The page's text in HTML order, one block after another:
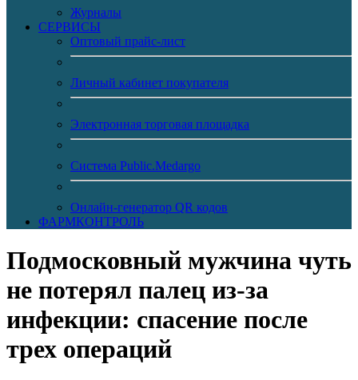
Журналы
CЕРВИСЫ
Оптовый прайс-лист
Личный кабинет покупателя
Электронная торговая площадка
Система Public.Medargo
Онлайн-генератор QR кодов
ФАРМКОНТРОЛЬ
Подмосковный мужчина чуть
не потерял палец из-за
инфекции: спасение после
трех операций